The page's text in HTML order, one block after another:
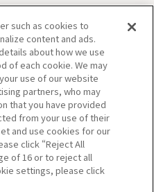
な対応方針について
such as cookies to
content and ads.
about how we use
of each cookie. We may
use of our website
partners, who may
that you have provided
from your use of their
and use cookies for our
click “Reject All
of 16 or to reject all
settings, please click